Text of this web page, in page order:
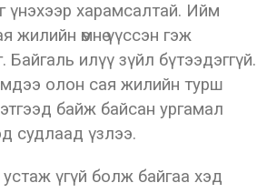
үнэхээр харамсалтай. Ийм
жилийн өмнө үүссэн гэж
Байгаль илүү зүйл бүтээдэггүй.
олон сая жилийн турш
байж байсан ургамал
судлаад үзлээ.
үгүй болж байгаа хэд